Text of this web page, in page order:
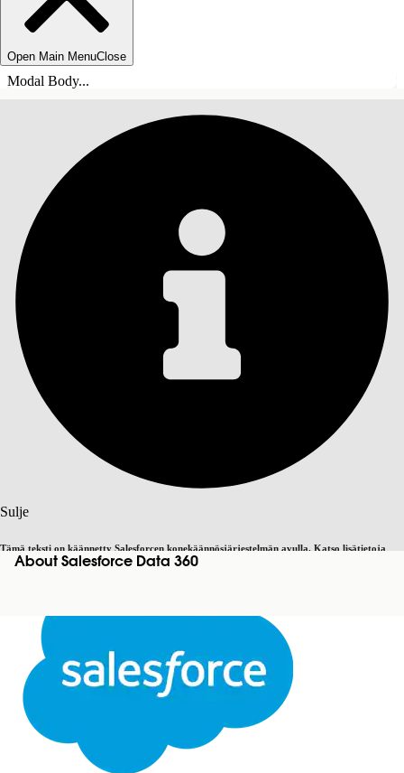
Open Main MenuClose
Modal Body...
Sulje
Tämä teksti on käännetty Salesforcen konekäännösjärjestelmän avulla. Katso lisätietoja
täältä. Vaihda englantiin Ei nyt
Sulje
About Salesforce Data 360
SISÄLLYSLUETTELO